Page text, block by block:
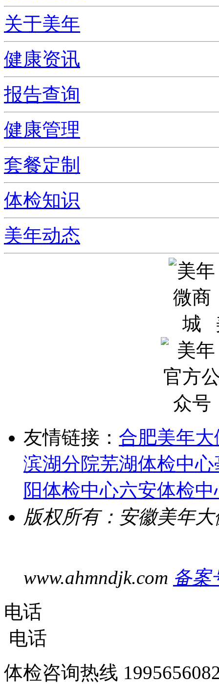
关于美年
健康资讯
报告查询
健康管理
套餐定制
体检知识
美年动态
友情链接： 合肥美年
滨湖分院芜湖体检中心
阳体检中心六安体检中
版权所有：安徽美年
www.ahmndjk.com 备案
电话
电话
体检咨询热线